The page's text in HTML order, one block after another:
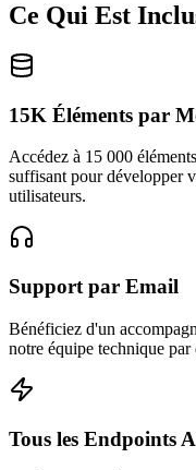
Ce Qui Est
15K Éléments par
Accédez à 15 000
suffisant pour développer
utilisateurs.
Support par Email
Bénéficiez d'un
notre équipe technique
Tous les Endpoints